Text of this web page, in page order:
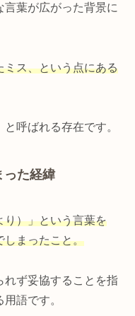
言葉が広がった背景に
ミス、という点にある
呼ばれる存在です。
った経緯
り）」という言葉を
しまったこと。
れず妥協することを指
語です。